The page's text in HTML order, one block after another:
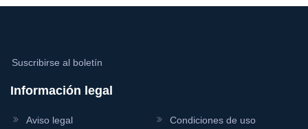
Suscribirse al boletín
Información legal
Aviso legal Condiciones de uso